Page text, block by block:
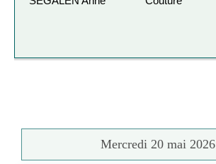
Mercredi 20 mai 2026